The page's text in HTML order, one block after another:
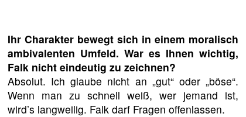
Ihr Charakter bewegt sich in einem moralisch
ambivalenten Umfeld. War es Ihnen wichtig,
Falk nicht eindeutig zu zeichnen?
Absolut. Ich glaube nicht an „gut“ oder „böse“.
Wenn man zu schnell weiß, wer jemand ist,
wird’s langweilig. Falk darf Fragen offenlassen.